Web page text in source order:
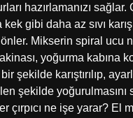
hazırlamanızı sağlar.
kek gibi daha az sıvı
önler. Mikserin spiral ucu
yoğurma kabına
şekilde karıştırılıp,
şekilde yoğurulmasını
çırpıcı ne işe yarar? El